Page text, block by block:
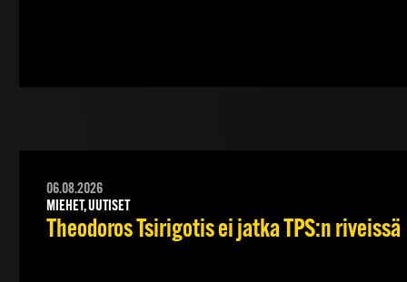
06.08.2026
MIEHET, UUTISET
Theodoros Tsirigotis ei jatka TPS:n riveissä